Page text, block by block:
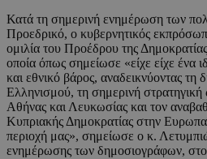
Κατά τη σημερινή ενημέρωση των
Προεδρικό, ο κυβερνητικός
ομιλία του Προέδρου της
οποία όπως σημείωσε «είχε είχε ένα
και εθνικό βάρος, αναδεικνύοντας τη
Ελληνισμού, τη σημερινή
Αθήνας και Λευκωσίας και τον
Κυπριακής Δημοκρατίας στην
περιοχή μας», σημείωσε ο κ.
ενημέρωσης των δημοσιογράφων,